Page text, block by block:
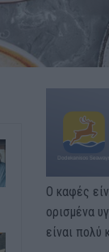
Ο καφές
ορισμένα
είναι πολύ